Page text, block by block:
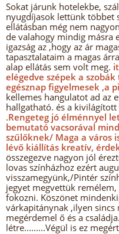
Sokat járunk hotelekbe,
nyugdíjasok lettünk többet
ellátásban még nem
de valahogy mindig másra
igazság az ,hogy az ár
tapasztalataim a magas
alap ellátás sem volt meg.
elégedve szépek a
egésznap figyelmesek ,a
kellemes hangulatot ad az
hallgatható. és a
.Rengeteg jó élménnyel
bemutató vacsorával
szűlőknek/ Maga a város
lévő kiállítás kreatív,
összegezve nagyon jól
lovas színházhoz ezért
visszamegyünk,/Pintér
jegyet megvettük
fokozni. Köszönet
várkapitánynak ,ilyen
megérdemel ő és a
létre.........Végül is ez